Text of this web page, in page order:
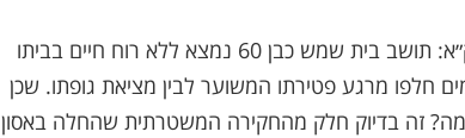
בשורה קשה הבוקר שהגיעה באמצעות דוברות זק״א: תושב בית שמש כבן 60 נמצא ללא רוח חיים בביתו
חלפו מרגע פטירתו המשוער לבין מציאת גופתו. שכן
זה בדיוק חלק מהחקירה המשטרתית שהחלה באסון